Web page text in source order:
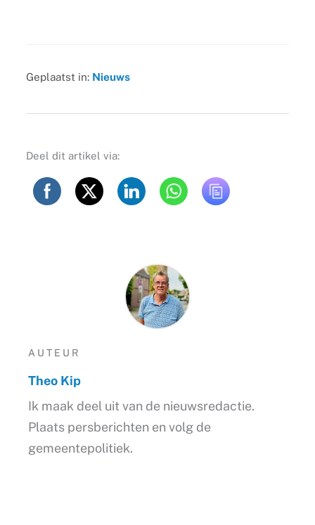
Geplaatst in: Nieuws
Deel dit artikel via:
AUTEUR
Theo Kip
Ik maak deel uit van de nieuwsredactie.
Plaats persberichten en volg de
gemeentepolitiek.